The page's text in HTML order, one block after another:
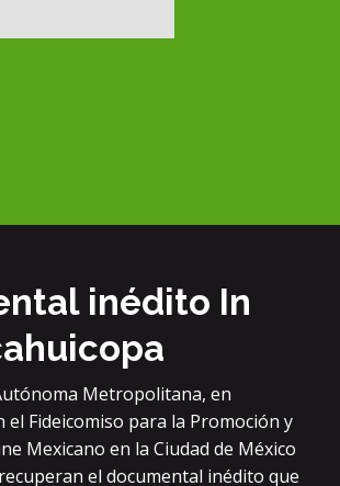
inédito In
Metropolitana, en
el Fideicomiso para la Promoción y
Mexicano en la Ciudad de México
el documental inédito que